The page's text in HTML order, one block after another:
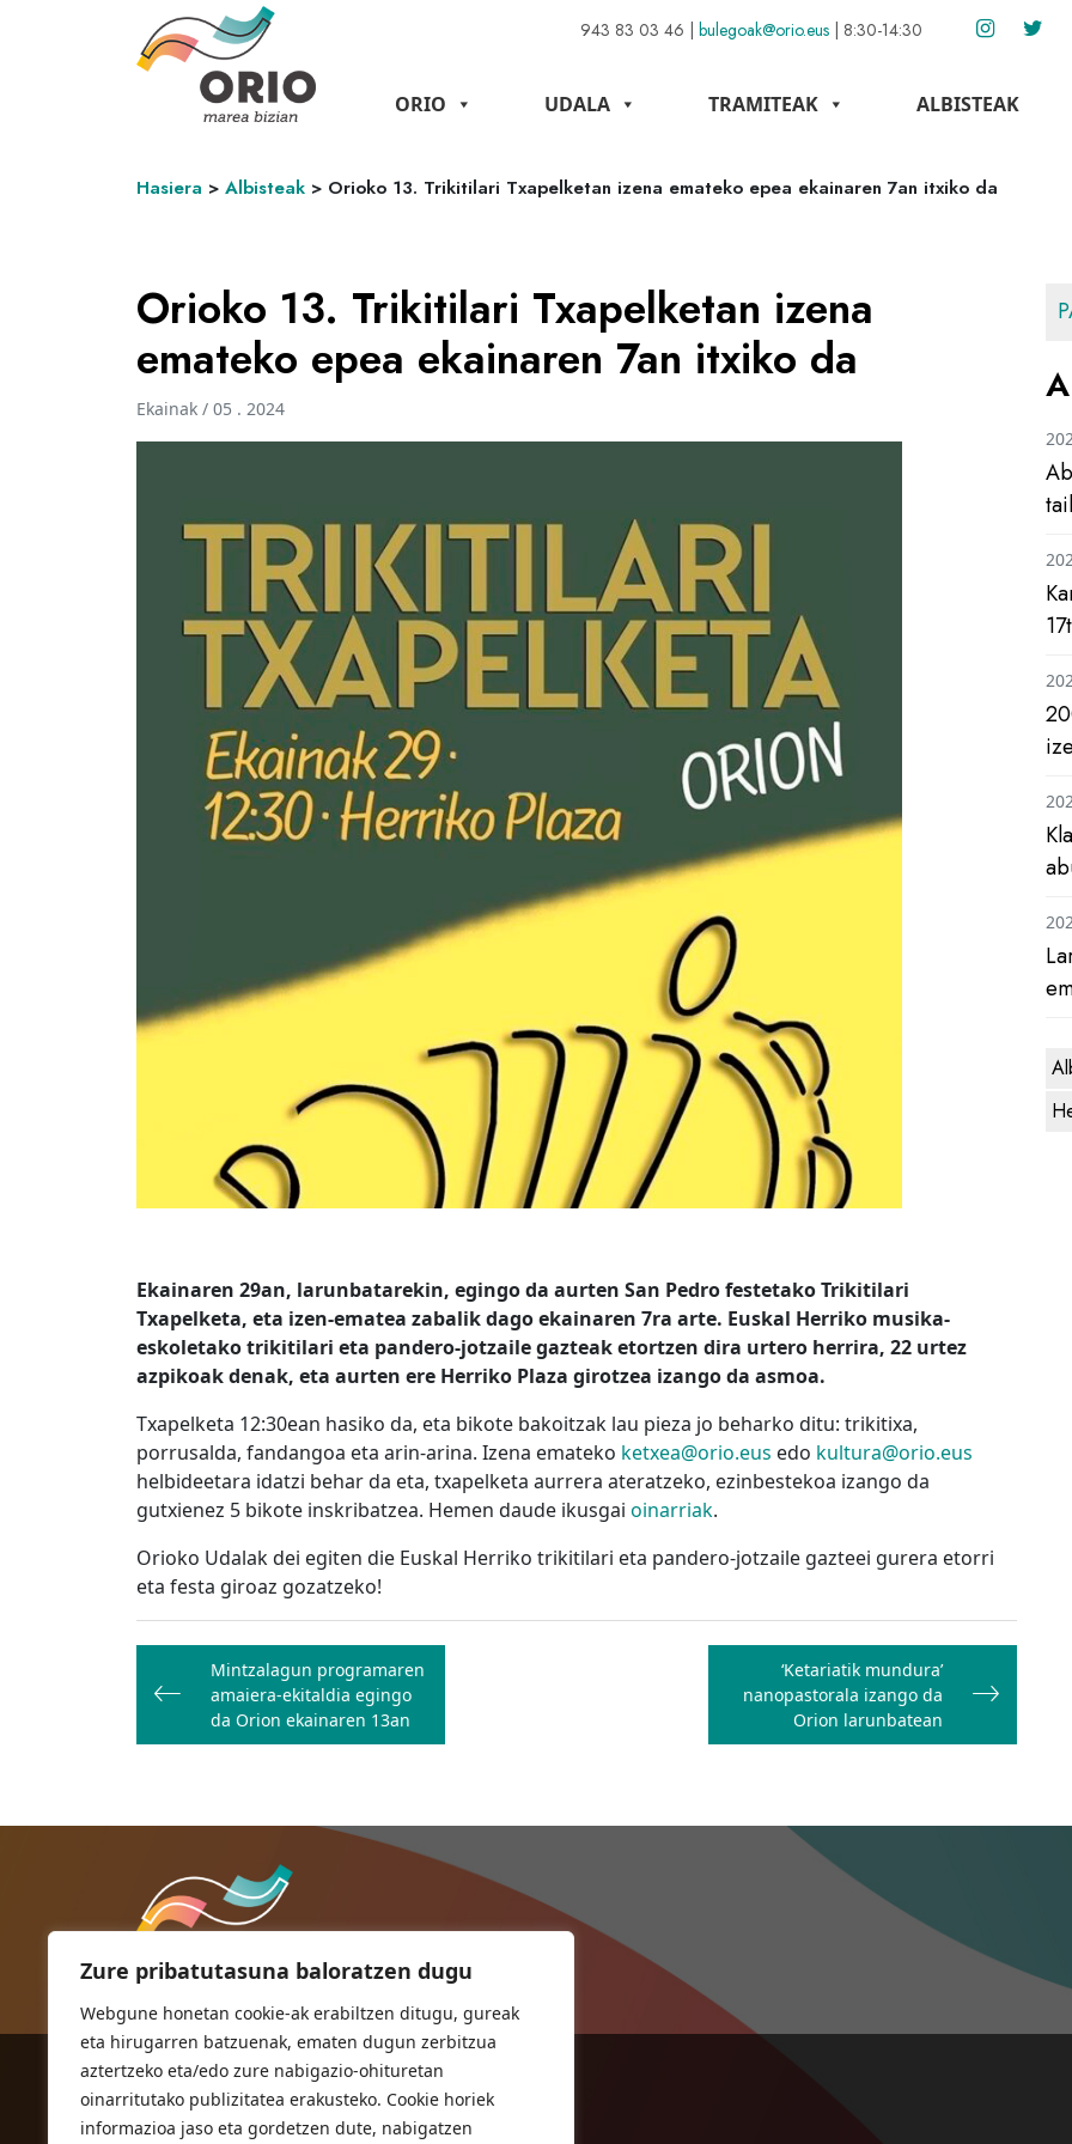
Zure pribatutasuna baloratzen dugu
Webgune honetan cookie-ak erabiltzen ditugu, gureak
eta hirugarren batzuenak, ematen dugun zerbitzua
aztertzeko eta/edo zure nabigazio-ohituretan
oinarritutako publizitatea erakusteko. Cookie horiek
informazioa jaso eta gordetzen dute, nabigatzen
943 83 03 46 | bulegoak@orio.eus | 8:30-14:30
ORIO UDALA TRAMITEAK ALBISTEAK
Hasiera > Albisteak > Orioko 13. Trikitilari Txapelketan izena emateko epea ekainaren 7an itxiko da
Orioko 13. Trikitilari Txapelketan izena
emateko epea ekainaren 7an itxiko da
Ekainak / 05 . 2024
Ekainaren 29an, larunbatarekin, egingo da aurten San Pedro festetako Trikitilari
Txapelketa, eta izen-ematea zabalik dago ekainaren 7ra arte. Euskal Herriko musika-
eskoletako trikitilari eta pandero-jotzaile gazteak etortzen dira urtero herrira, 22 urtez
azpikoak denak, eta aurten ere Herriko Plaza girotzea izango da asmoa.
Txapelketa 12:30ean hasiko da, eta bikote bakoitzak lau pieza jo beharko ditu: trikitixa,
porrusalda, fandangoa eta arin-arina. Izena emateko ketxea@orio.eus edo kultura@orio.eus
helbideetara idatzi behar da eta, txapelketa aurrera ateratzeko, ezinbestekoa izango da
gutxienez 5 bikote inskribatzea. Hemen daude ikusgai oinarriak.
Orioko Udalak dei egiten die Euskal Herriko trikitilari eta pandero-jotzaile gazteei gurera etorri
eta festa giroaz gozatzeko!
Bidalketetan
zehar
nabigatu
Mintzalagun programaren
amaiera-ekitaldia egingo
da Orion ekainaren 13an
‘Ketariatik mundura’
nanopastorala izango da
Orion larunbatean
ORIOKO UDALA
Herriko plaza,1